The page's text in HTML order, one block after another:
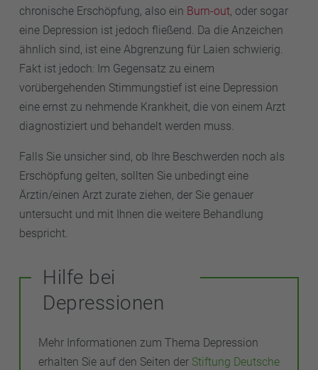
chronische Erschöpfung, also ein Burn-out, oder sogar
eine Depression ist jedoch fließend. Da die Anzeichen
ähnlich sind, ist eine Abgrenzung für Laien schwierig.
Fakt ist jedoch: Im Gegensatz zu einem
vorübergehenden Stimmungstief ist eine Depression
eine ernst zu nehmende Krankheit, die von einem Arzt
diagnostiziert und behandelt werden muss.
Falls Sie unsicher sind, ob Ihre Beschwerden noch als
Erschöpfung gelten, sollten Sie unbedingt eine
Ärztin/einen Arzt zurate ziehen, der Sie genauer
untersucht und mit Ihnen die weitere Behandlung
bespricht.
Hilfe bei
Depressionen
Mehr Informationen zum Thema Depression
erhalten Sie auf den Seiten der Stiftung Deutsche